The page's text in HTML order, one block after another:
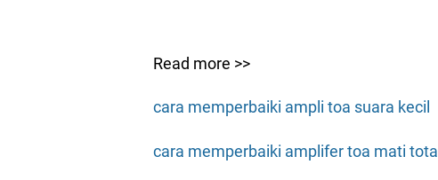
Read more >>
cara memperbaiki ampli toa suara kecil
cara memperbaiki amplifer toa mati total